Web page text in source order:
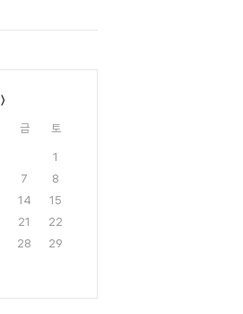
금 토
1
7
8
14
15
21
22
28
29